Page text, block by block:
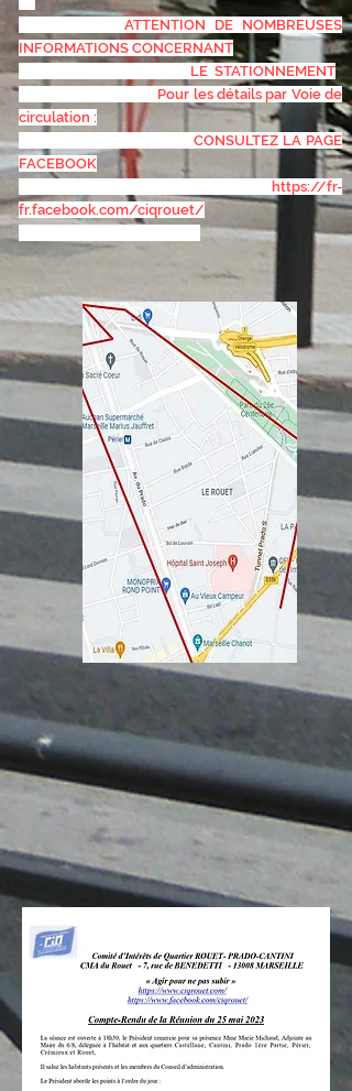
ATTENTION DE NOMBREUSES
INFORMATIONS CONCERNANT
LE STATIONNEMENT
Pour les détails par Voie de
circulation :
CONSULTEZ LA PAGE
FACEBOOK
https://fr-
fr.facebook.com/ciqrouet/